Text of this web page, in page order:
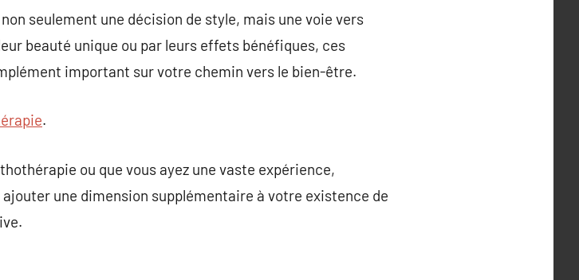
seulement une décision de style, mais une voie vers
beauté unique ou par leurs effets bénéfiques, ces
important sur votre chemin vers le bien-être.
.
ou que vous ayez une vaste expérience,
une dimension supplémentaire à votre existence de